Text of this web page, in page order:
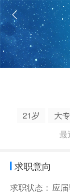
21岁 大
最
求职意向
求职状态： 应